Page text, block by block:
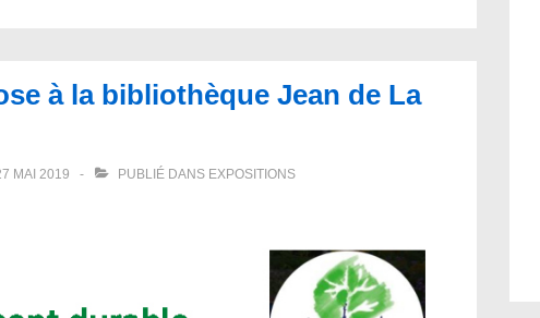
à la bibliothèque Jean de La
MAI 2019 PUBLIÉ DANS EXPOSITIONS